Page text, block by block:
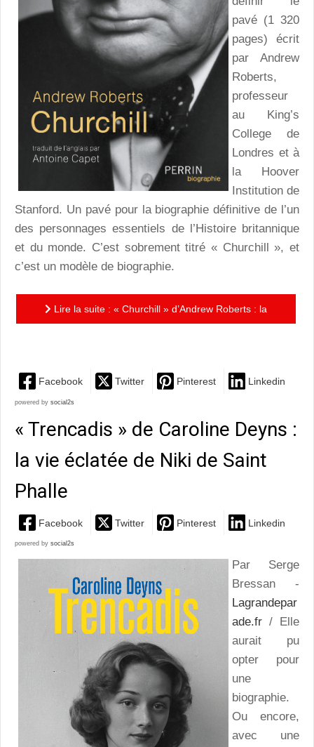
pavé (1 320
pages) écrit
par Andrew
Roberts,
professeur
au King’s
College de
Londres et à
la Hoover
Institution de
Stanford. Un pavé pour la biographie définitive de l’un
des personnages essentiels de l’Histoire britannique
et du monde. C’est sobrement titré « Churchill », et
c’est un modèle de biographie.
Lire la suite : « Churchill » d’Andrew Roberts : la
Facebook Twitter Pinterest Linkedin
powered by social2s
« Trencadis » de Caroline Deyns :
la vie éclatée de Niki de Saint
Phalle
Facebook Twitter Pinterest Linkedin
powered by social2s
Par Serge
Bressan -
Lagrandepar
ade.fr / Elle
aurait pu
opter pour
une
biographie.
Ou encore,
avec une